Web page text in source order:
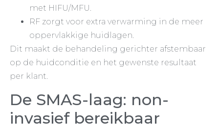
met HIFU/MFU.
RF zorgt voor extra verwarming in de meer
oppervlakkige huidlagen.
Dit maakt de behandeling gerichter afstembaar
op de huidconditie en het gewenste resultaat
per klant.
De SMAS-laag: non-
invasief bereikbaar